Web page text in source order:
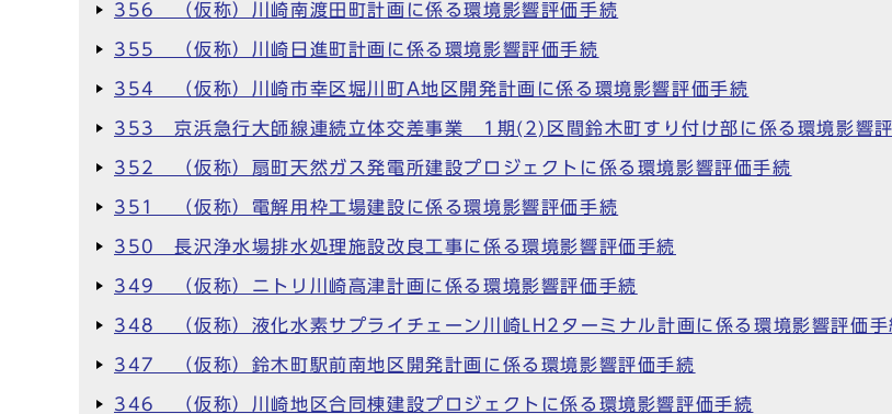
356 （仮称）川崎南渡田町計画に係る環境影響評価手続
355 （仮称）川崎日進町計画に係る環境影響評価手続
354 （仮称）川崎市幸区堀川町A地区開発計画に係る環境影響評価手続
353 京浜急行大師線連続立体交差事業 1期(2)区間鈴木町すり付け部に係る環境影響
352 （仮称）扇町天然ガス発電所建設プロジェクトに係る環境影響評価手続
351 （仮称）電解用枠工場建設に係る環境影響評価手続
350 長沢浄水場排水処理施設改良工事に係る環境影響評価手続
349 （仮称）ニトリ川崎高津計画に係る環境影響評価手続
348 （仮称）液化水素サプライチェーン川崎LH2ターミナル計画に係る環境影響評価手
347 （仮称）鈴木町駅前南地区開発計画に係る環境影響評価手続
346 （仮称）川崎地区合同棟建設プロジェクトに係る環境影響評価手続